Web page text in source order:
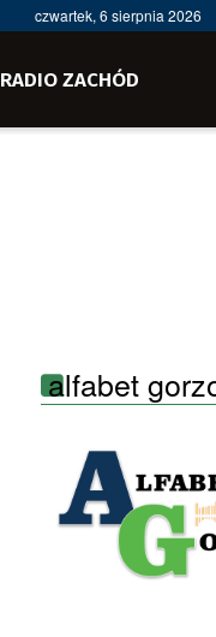
czwartek, 6 sierpnia 2026
RADIO ZACHÓD
alfabet